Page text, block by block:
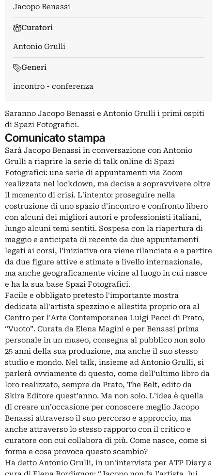
Jacopo Benassi
Curatori
Antonio Grulli
Generi
incontro - conferenza
Saranno Jacopo Benassi e Antonio Grulli i primi ospiti
di Spazi Fotografici.
Comunicato stampa
Sarà Jacopo Benassi in conversazione con Antonio
Grulli a riaprire la serie di talk online di Spazi
Fotografici: una serie di appuntamenti via Zoom
realizzata nel lockdown, ma decisa a sopravvivere oltre
il momento di crisi. L'intento: proseguire nella
costruzione di uno spazio d'incontro e confronto libero
con alcuni dei migliori autori e professionisti italiani,
lungo alcuni temi sentiti. Sospesa con la riapertura di
maggio e anticipata di recente da due appuntamenti
legati ai corsi, l'iniziativa ora viene rilanciata e a partire
da due figure attive e stimate a livello internazionale,
ma anche geograficamente vicine al luogo in cui nasce
e ha la sua base Spazi Fotografici.
Facile e obbligato pretesto l'importante mostra
dedicata all'artista spezzino e allestita proprio ora al
Centro per l'Arte Contemporanea Luigi Pecci di Prato,
“Vuoto”. Curata da Elena Magini e per Benassi prima
personale in un museo, consegna al pubblico non solo
25 anni della sua produzione, ma anche il suo stesso
studio e mondo. Nel talk, insieme ad Antonio Grulli, si
parlerà ovviamente di questo, come dell'ultimo libro da
loro realizzato, sempre da Prato, The Belt, edito da
Skira Editore quest'anno. Ma non solo. L'idea è quella
di creare un'occasione per conoscere meglio Jacopo
Benassi attraverso il suo percorso e approccio, ma
anche attraverso lo stesso rapporto con il critico e
curatore con cui collabora di più. Come nasce, come si
forma e cosa provoca questo scambio?
Ha detto Antonio Grulli, in un'intervista per ATP Diary a